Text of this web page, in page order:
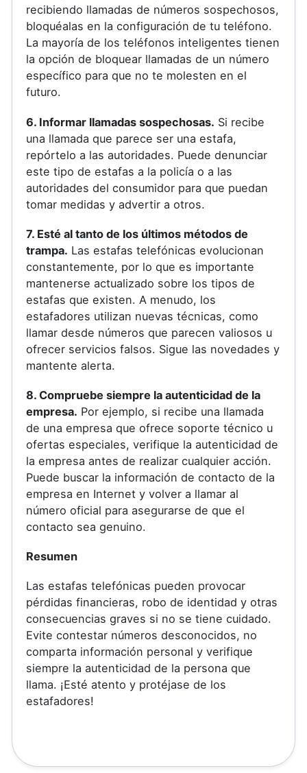
recibiendo llamadas de números sospechosos,
bloquéalas en la configuración de tu teléfono.
La mayoría de los teléfonos inteligentes tienen
la opción de bloquear llamadas de un número
específico para que no te molesten en el
futuro.
6. Informar llamadas sospechosas. Si recibe
una llamada que parece ser una estafa,
repórtelo a las autoridades. Puede denunciar
este tipo de estafas a la policía o a las
autoridades del consumidor para que puedan
tomar medidas y advertir a otros.
7. Esté al tanto de los últimos métodos de
trampa. Las estafas telefónicas evolucionan
constantemente, por lo que es importante
mantenerse actualizado sobre los tipos de
estafas que existen. A menudo, los
estafadores utilizan nuevas técnicas, como
llamar desde números que parecen valiosos u
ofrecer servicios falsos. Sigue las novedades y
mantente alerta.
8. Compruebe siempre la autenticidad de la
empresa. Por ejemplo, si recibe una llamada
de una empresa que ofrece soporte técnico u
ofertas especiales, verifique la autenticidad de
la empresa antes de realizar cualquier acción.
Puede buscar la información de contacto de la
empresa en Internet y volver a llamar al
número oficial para asegurarse de que el
contacto sea genuino.
Resumen
Las estafas telefónicas pueden provocar
pérdidas financieras, robo de identidad y otras
consecuencias graves si no se tiene cuidado.
Evite contestar números desconocidos, no
comparta información personal y verifique
siempre la autenticidad de la persona que
llama. ¡Esté atento y protéjase de los
estafadores!